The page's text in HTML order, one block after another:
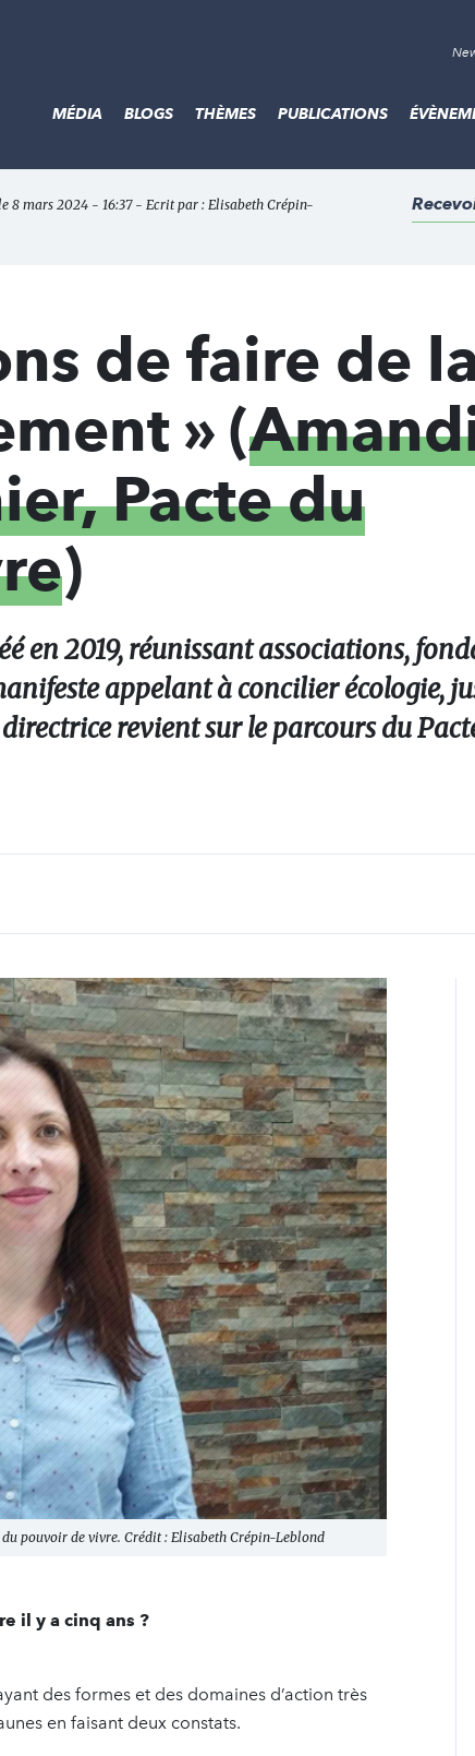
MÉDIA BLOGS THÈMES PUBLICATIONS
8 mars 2024 - 16:37 - Ecrit par : Elisabeth Crépin-
de faire de
» (
Pacte du
)
en 2019, réunissant associations,
appelant à concilier écologie,
revient sur le parcours du
pouvoir de vivre. Crédit : Elisabeth Crépin-Leblond
il y a cinq ans ?
des formes et des domaines d’action très
en faisant deux constats.